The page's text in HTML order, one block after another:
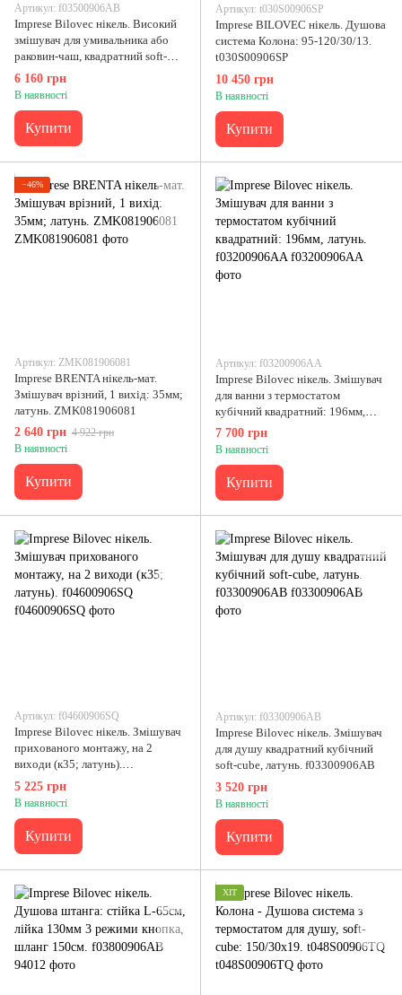
Артикул: f03500906AB
Imprese Bilovec нікель. Високий
змішувач для умивальника або
раковин-чаш, квадратний soft-
cube, 151/234/35. f03500906AB
6 160 грн
В наявності
Купити
Артикул: t030S00906SP
Imprese BILOVEC нікель. Душова
система Колона: 95-120/30/13.
t030S00906SP
10 450 грн
В наявності
Купити
−46%
Артикул: ZMK081906081
Imprese BRENTA нікель-мат.
Змішувач врізний, 1 вихід: 35мм;
латунь. ZMK081906081
2 640 грн 4 922 грн
В наявності
Купити
Артикул: f03200906AA
Imprese Bilovec нікель. Змішувач
для ванни з термостатом
кубічний квадратний: 196мм,
латунь. f03200906AA
7 700 грн
В наявності
Купити
Артикул: f04600906SQ
Imprese Bilovec нікель. Змішувач
прихованого монтажу, на 2
виходи (к35; латунь).
f04600906SQ
5 225 грн
В наявності
Купити
Артикул: f03300906AB
Imprese Bilovec нікель. Змішувач
для душу квадратний кубічний
soft-cube, латунь. f03300906AB
3 520 грн
В наявності
Купити
ХІТ